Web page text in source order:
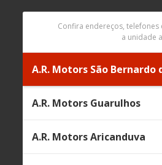
Confira endereços,
a unidade
A.R. Motors São Bernardo
A.R. Motors Guarulhos
A.R. Motors Aricanduva